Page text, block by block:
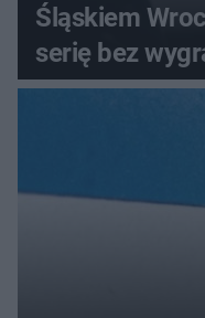
Śląskiem
serię bez